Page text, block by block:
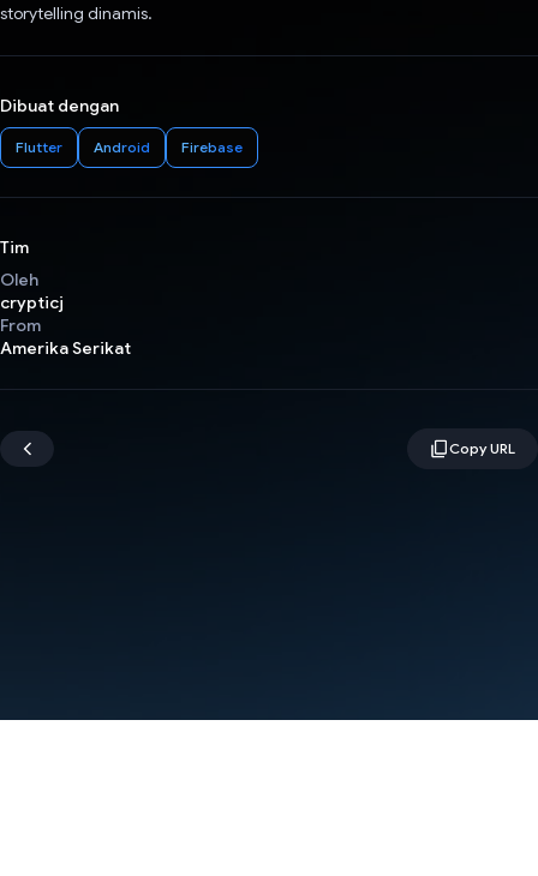
storytelling dinamis.
Dibuat dengan
Flutter Android Firebase
Tim
Oleh
crypticj
From
Amerika Serikat